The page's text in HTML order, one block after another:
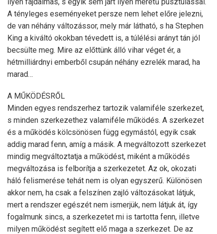
A tényleges eseményeket persze nem lehet előre jelezni,
de van néhány változássor, mely már látható, s ha Stephen
King a kiváltó okokban tévedett is, a túlélési arányt tán jól
becsülte meg. Mire az előttünk álló vihar véget ér, a
hétmilliárdnyi emberből csupán néhány ezrelék marad, ha
marad…
A MŰKÖDÉSRŐL
Minden egyes rendszerhez tartozik valamiféle szerkezet,
s minden szerkezethez valamiféle működés. A szerkezet
és a működés kölcsönösen függ egymástól, egyik csak
addig marad fenn, amíg a másik. A megváltozott szerkezet
mindig megváltoztatja a működést, miként a működés
megváltozása is felborítja a szerkezetet. Az ok, okozati
háló felismerése tehát nem is olyan egyszerű. Különösen
akkor nem, ha csak a felszínen zajló változásokat látjuk,
mert a rendszer egészét nem ismerjük, nem látjuk át, így
fogalmunk sincs, a szerkezetet mi is tartotta fenn, illetve
milyen működést segített elő maga a szerkezet. De az